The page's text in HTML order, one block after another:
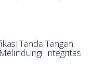
Tanda Tangan
Melindungi Integritas